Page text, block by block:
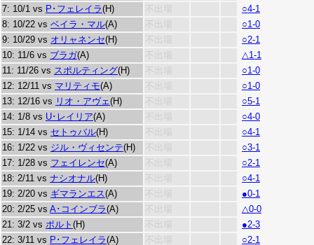
7: 10/1 vs P･フェレイラ(H) 不出場
○4-1
8: 10/22 vs ベイラ・マル(A) 不出場
○1-0
9: 10/29 vs オリャネンセ(H) 不出場
○2-1
10: 11/6 vs ブラガ(A) 不出場
△1-1
11: 11/26 vs スポルティング(H) 不出場
○1-0
12: 12/11 vs マリティモ(A) 不出場
○1-0
13: 12/16 vs リオ・アヴェ(H) 不出場
○5-1
14: 1/8 vs U･レイリア(A) 不出場
○4-0
15: 1/14 vs セトゥバル(H) 不出場
○4-1
16: 1/22 vs ジル・ヴィセンテ(H) 不出場
○3-1
17: 1/28 vs フェイレンセ(A) 不出場
○2-1
18: 2/11 vs ナシオナル(H) 不出場
○4-1
19: 2/20 vs ギマランエス(A) 不出場
●0-1
20: 2/25 vs A･コインブラ(A) 不出場
△0-0
21: 3/2 vs ポルト (H) 不出場
●2-3
22: 3/11 vs P･フェレイラ(A) 不出場
○2-1